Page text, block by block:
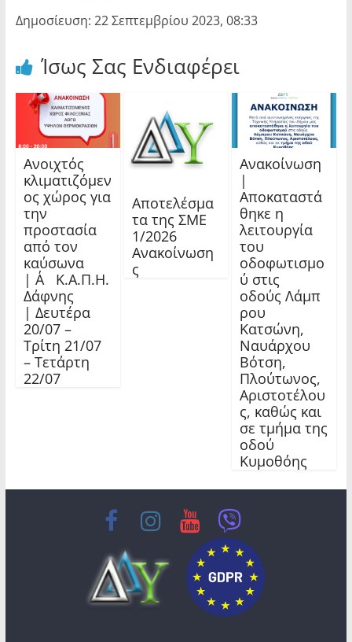
Δημοσίευση: 22 Σεπτεμβρίου 2023, 08:33
Ίσως Σας Ενδιαφέρει
Ανοιχτός
κλιματιζόμεν
ος χώρος για
την
προστασία
από τον
καύσωνα
| Α΄ Κ.Α.Π.Η.
Δάφνης
| Δευτέρα
20/07 –
Τρίτη 21/07
– Τετάρτη
22/07
Αποτελέσμα
τα της ΣΜΕ
1/2026
Ανακοίνωση
ς
Ανακοίνωση
|
Αποκαταστά
θηκε η
λειτουργία
του
οδοφωτισμο
ύ στις
οδούς Λάμπ
ρου
Κατσώνη,
Ναυάρχου
Βότση,
Πλούτωνος,
Αριστοτέλου
ς, καθώς και
σε τμήμα της
οδού
Κυμοθόης